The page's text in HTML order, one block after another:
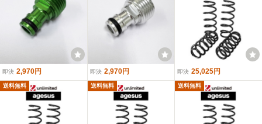
即決 2,970円 即決 2,970円 即決 25,025円
送料無料 送料無料 送料無料